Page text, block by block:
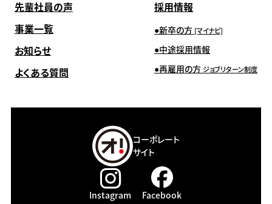
先輩社員の声
事業一覧
お知らせ
よくある質問
採用情報
新卒の方 [マイナビ]
中途採用情報
再雇用の方 ジョブリターン制度
コーポレート
サイト
Instagram Facebook